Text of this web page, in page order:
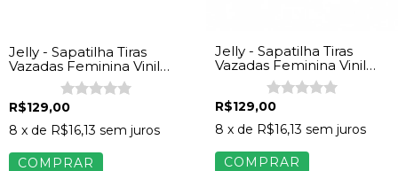
Jelly - Sapatilha Tiras
Vazadas Feminina Vinil
Caramelo
R$129,00
8 x de R$16,13 sem juros
COMPRAR
Jelly - Sapatilha Tiras
Vazadas Feminina Vinil
Transparente
R$129,00
8 x de R$16,13 sem juros
COMPRAR